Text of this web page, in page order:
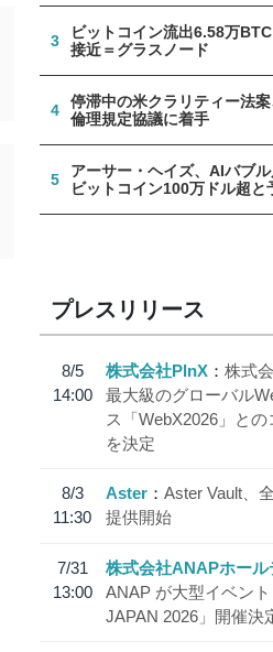
3
ビットコイン流出6.58万
接近＝グラスノード
4
停滞中の米クラリティー法
倫理規定協議に着手
5
アーサー・ヘイズ、AIバブ
ビットコイン100万ドル超と
プレスリリース
8/5
14:00
株式会社PlnX
株式
最大級のグローバル
ス「WebX2026」と
を決定
8/3
11:30
Aster
Aster Vault、
提供開始
7/31
13:00
株式会社ANAPホール
ANAP が大型イベン
JAPAN 2026」開催決